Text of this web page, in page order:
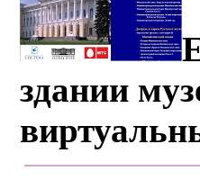
здании